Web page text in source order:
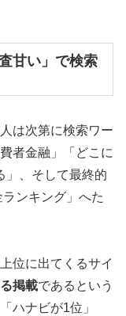
甘い」で検索
は次第に検索ワー
者金融」「どこに
」、そして最終的
ンキング」へた
位に出てくるサイ
掲載であるという
ハナビが1位」